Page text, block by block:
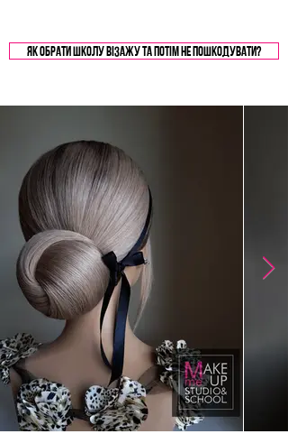
ЯК ОБРАТИ ШКОЛУ ВІЗАЖу ТА ПОТІМ НЕ ПОШКОДУВАТИ?